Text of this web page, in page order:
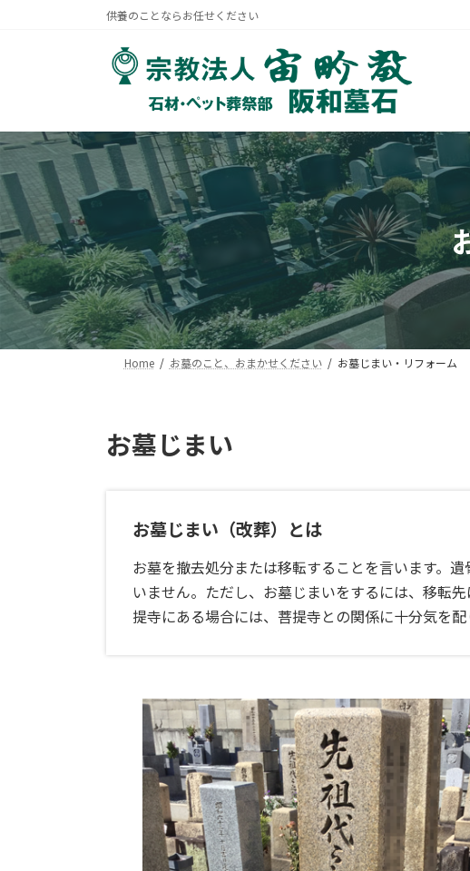
ス
ッ
プ
ン
移
動
供養のことならお任せください
Home お墓のこと、おまかせください お墓じまい・リフォーム
お墓じまい
お墓じまい（改葬）とは
お墓を撤去処分または移転することを言います。
いません。ただし、お墓じまいをするには、移転
提寺にある場合には、菩提寺との関係に十分気を